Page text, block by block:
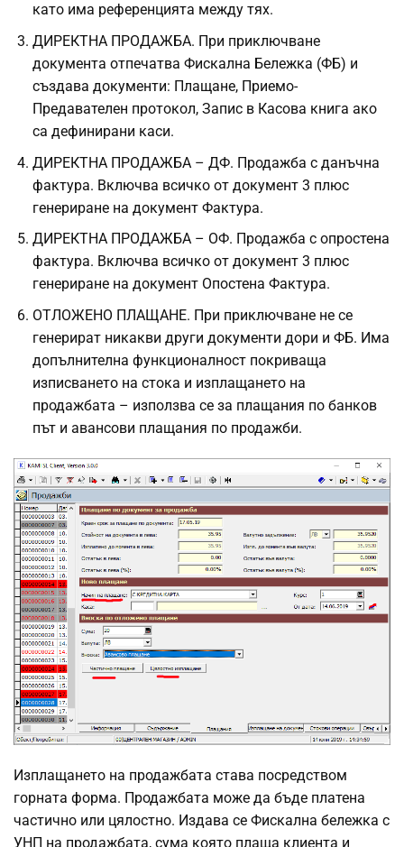
като има референцията между тях.
ДИРЕКТНА ПРОДАЖБА. При приключване
документа отпечатва Фискална Бележка (ФБ) и
създава документи: Плащане, Приемо-
Предавателен протокол, Запис в Касова книга ако
са дефинирани каси.
ДИРЕКТНА ПРОДАЖБА – ДФ. Продажба с данъчна
фактура. Включва всичко от документ 3 плюс
генериране на документ Фактура.
ДИРЕКТНА ПРОДАЖБА – ОФ. Продажба с опростена
фактура. Включва всичко от документ 3 плюс
генериране на документ Опостена Фактура.
ОТЛОЖЕНО ПЛАЩАНЕ. При приключване не се
генерират никакви други документи дори и ФБ. Има
допълнителна функционалност покриваща
изписването на стока и изплащането на
продажбата – използва се за плащания по банков
път и авансови плащания по продажби.
Изплащането на продажбата става посредством
горната форма. Продажбата може да бъде платена
частично или цялостно. Издава се Фискална бележка с
УНП на продажбата, сума която плаща клиента и